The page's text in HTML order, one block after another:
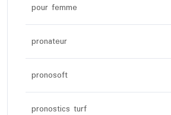
pour femme
pronateur
pronosoft
pronostics turf